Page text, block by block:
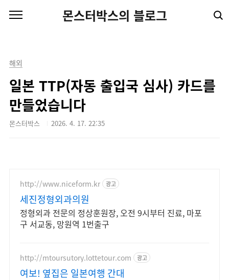
몬스터박스의 블로그
해외
일본 TTP(자동 출입국 심사) 카드를
만들었습니다
몬스터박스 2026. 4. 17. 22:35
http://www.niceform.kr 광고
세진정형외과의원
정형외과 전문의 정상훈원장, 오전 9시부터 진료, 마포
구 서교동, 망원역 1번출구
http://mtoursutory.lottetour.com 광고
여보! 옆집은 일본여행 간대